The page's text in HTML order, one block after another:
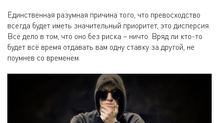
Единственная разумная причина того, что превосходство
всегда будет иметь значительный приоритет, это дисперсия.
Всё дело в том, что оно без риска – ничто. Вряд ли кто-то
будет всё время отдавать вам одну ставку за другой, не
поумнев со временем.